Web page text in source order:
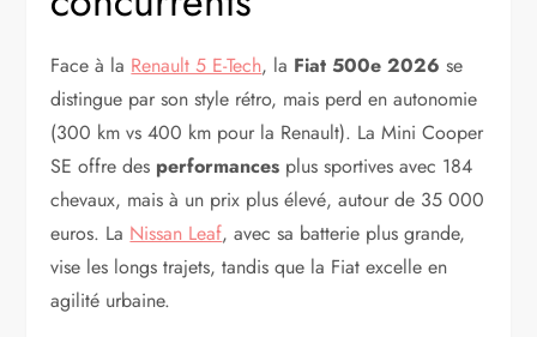
Face à la Renault 5 E-Tech, la Fiat 500e 2026 se
distingue par son style rétro, mais perd en autonomie
(300 km vs 400 km pour la Renault). La Mini Cooper
SE offre des performances plus sportives avec 184
chevaux, mais à un prix plus élevé, autour de 35 000
euros. La Nissan Leaf, avec sa batterie plus grande,
vise les longs trajets, tandis que la Fiat excelle en
agilité urbaine.